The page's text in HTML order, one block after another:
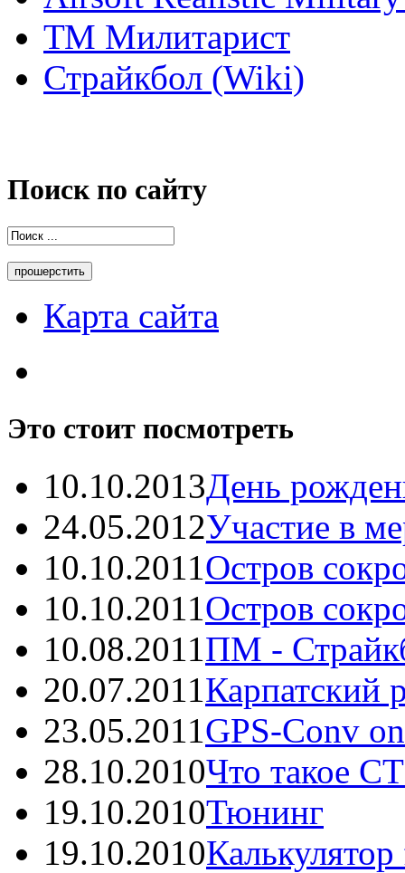
ТМ Милитарист
Страйкбол (Wiki)
Поиск по сайту
Карта сайта
Это стоит посмотреть
10.10.2013День
24.05.2012Участие в
10.10.2011Остров
10.10.2011Остров
10.08.2011ПМ -
20.07.2011Карпатский
23.05.2011GPS-Conv
28.10.2010Что такое
19.10.2010Тюнинг
19.10.2010